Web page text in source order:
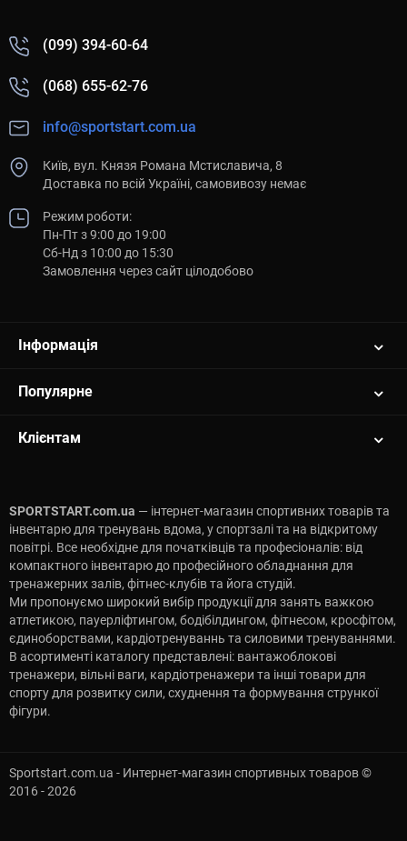
(099) 394-60-64
(068) 655-62-76
info@sportstart.com.ua
Київ, вул. Князя Романа Мстиславича, 8
Доставка по всій Україні, самовивозу немає
Режим роботи:
Пн-Пт з 9:00 до 19:00
Сб-Нд з 10:00 до 15:30
Замовлення через сайт цілодобово
Інформація
Популярне
Клієнтам
SPORTSTART.com.ua — інтернет-магазин спортивних товарів та
інвентарю для тренувань вдома, у спортзалі та на відкритому
повітрі. Все необхідне для початківців та професіоналів: від
компактного інвентарю до професійного обладнання для
тренажерних залів, фітнес-клубів та йога студій.
Ми пропонуємо широкий вибір продукції для занять важкою
атлетикою, пауерліфтингом, бодібілдингом, фітнесом, кросфітом,
єдиноборствами, кардіотренуваннь та силовими тренуваннями.
В асортименті каталогу представлені: вантажоблокові
тренажери, вільні ваги, кардіотренажери та інші товари для
спорту для розвитку сили, схуднення та формування стрункої
фігури.
Sportstart.com.ua - Интернет-магазин спортивных товаров ©
2016 - 2026